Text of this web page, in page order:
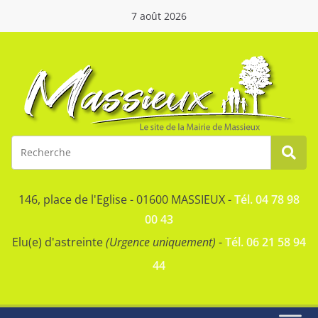
7 août 2026
146, place de l'Eglise - 01600 MASSIEUX -Tél. 04 78 98
00 43
Elu(e) d'astreinte(Urgence uniquement) -Tél. 06 21 58 94
44